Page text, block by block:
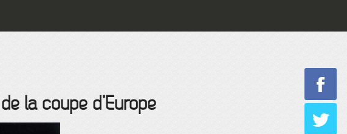
la coupe d’Europe